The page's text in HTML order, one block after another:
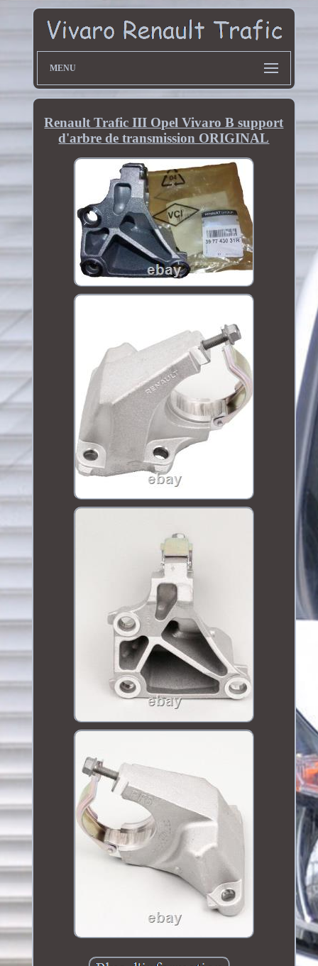
MENU
Renault Trafic III Opel Vivaro B support
d'arbre de transmission ORIGINAL